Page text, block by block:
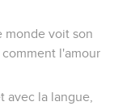
monde voit son
l'amour
avec la langue,